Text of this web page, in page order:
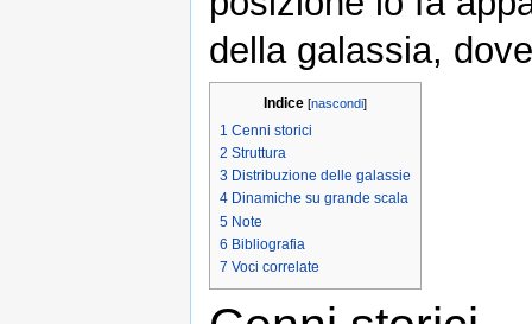
della galassia,
Indice [nascondi]
1 Cenni storici
2 Struttura
3 Distribuzione delle galassie
4 Dinamiche su grande scala
5 Note
6 Bibliografia
7 Voci correlate